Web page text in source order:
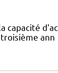
capacité
ann